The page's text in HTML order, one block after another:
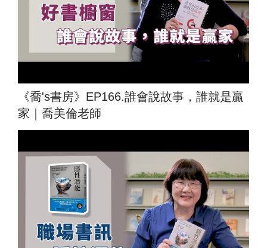
《喬's書房》EP166.誰會說故事，誰就是贏
家｜喬美倫老師